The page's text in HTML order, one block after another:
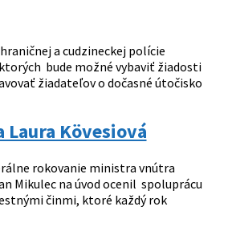
a cudzineckej polície
bude možné vybaviť žiadosti
žiadateľov o dočasné útočisko
Kövesiová
rokovanie ministra vnútra
Mikulec na úvod ocenil spoluprácu
činmi, ktoré každý rok